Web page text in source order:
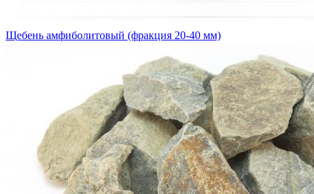
Щебень амфиболитовый (фракция 20-40 мм)